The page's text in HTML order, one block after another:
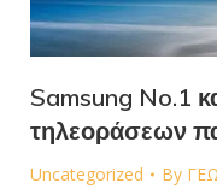
Samsung No.1
τηλεοράσεων
Uncategorized By